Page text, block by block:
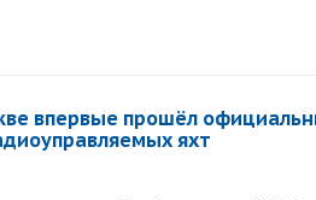
впервые прошёл
яхт